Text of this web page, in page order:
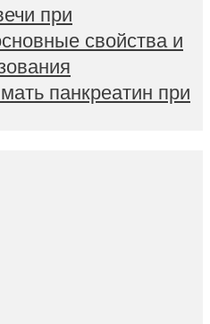
при
свойства и
панкреатин при